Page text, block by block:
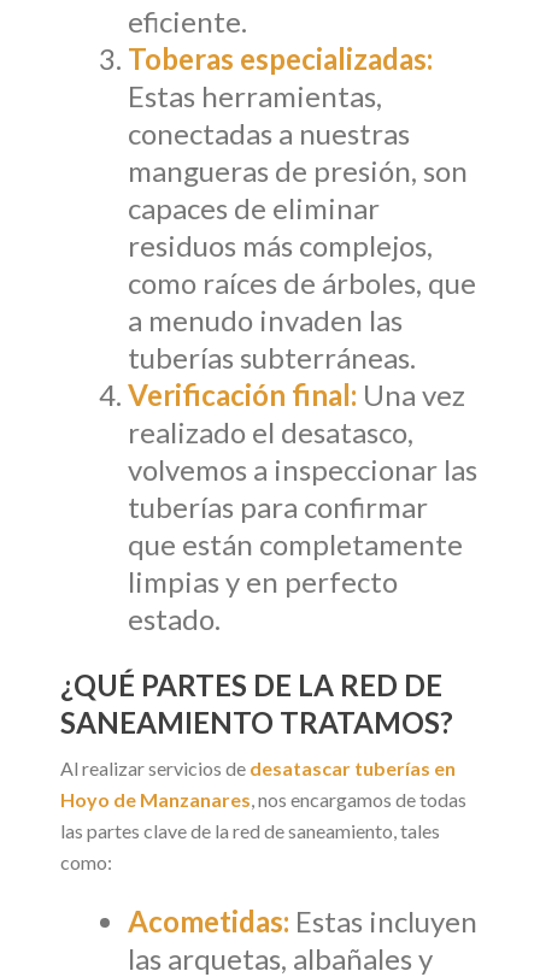
eficiente.
Toberas especializadas:
Estas herramientas,
conectadas a nuestras
mangueras de presión, son
capaces de eliminar
residuos más complejos,
como raíces de árboles, que
a menudo invaden las
tuberías subterráneas.
Verificación final: Una vez
realizado el desatasco,
volvemos a inspeccionar las
tuberías para confirmar
que están completamente
limpias y en perfecto
estado.
¿QUÉ PARTES DE LA RED DE
SANEAMIENTO TRATAMOS?
Al realizar servicios de desatascar tuberías en
Hoyo de Manzanares, nos encargamos de todas
las partes clave de la red de saneamiento, tales
como:
Acometidas: Estas incluyen
las arquetas, albañales y